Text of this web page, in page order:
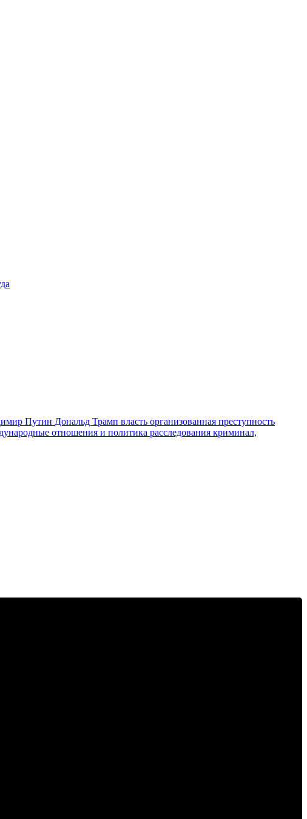
Путин Дональд Трамп власть организованная преступность
отношения и политика расследования криминал,